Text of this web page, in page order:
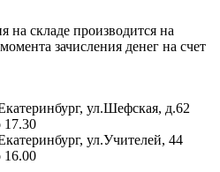
на складе производится на
зачисления денег на счет
ул.Шефская, д.62
17.30
ул.Учителей, 44
16.00